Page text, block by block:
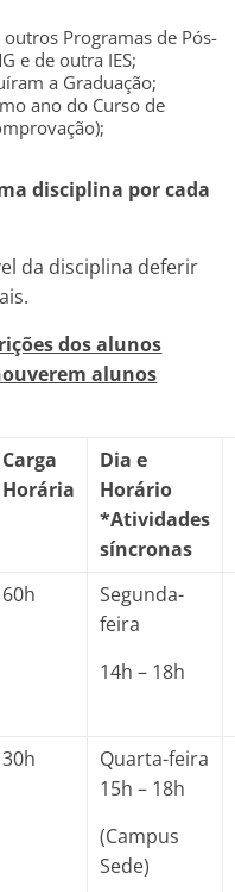
Programas de Pós-
e de outra IES;
a Graduação;
ano do Curso de
disciplina por cada
da disciplina deferir
dos alunos
alunos
Carga
Horária
Dia e
Horário
*Atividades
síncronas
60h
Segunda-
feira
14h – 18h
30h
Quarta-feira
15h – 18h
(Campus
Sede)